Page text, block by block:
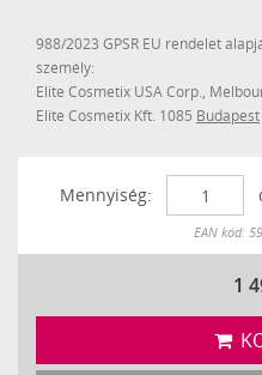
988/2023 GPSR EU rendelet
személy:
Elite Cosmetix USA Corp.,
Elite Cosmetix Kft. 1085 Budapest
Mennyiség:
Készleten
EAN kód:
1